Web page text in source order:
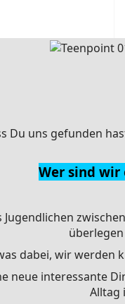
Du uns gefunden
Wer sind wir
Jugendlichen
dabei, wir werden
neue interessante
Alltag